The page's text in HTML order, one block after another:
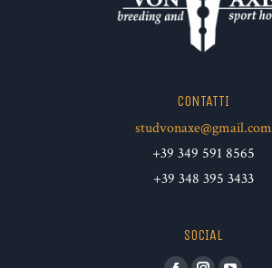
CONTATTI
studvonaxe@gmail.com
+39 349 591 8565
+39 348 395 3433
SOCIAL